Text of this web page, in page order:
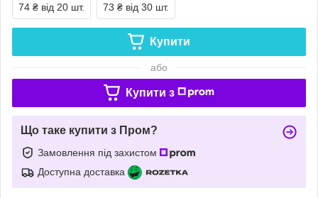
74 ₴ від 20 шт. 73 ₴ від 30 шт.
Купити
або
Купити з
Що таке купити з Пром?
Замовлення під захистом
Доступна доставка